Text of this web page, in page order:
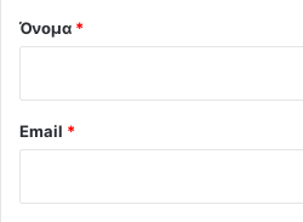
Όνομα *
Email *